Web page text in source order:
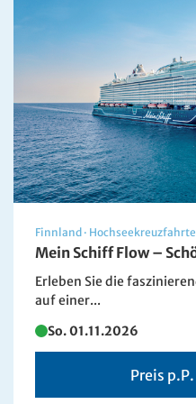
Finnland ·
Mein Schiff Flow –
Erleben Sie die
auf einer...
So. 01.11.2026
Preis p.P.